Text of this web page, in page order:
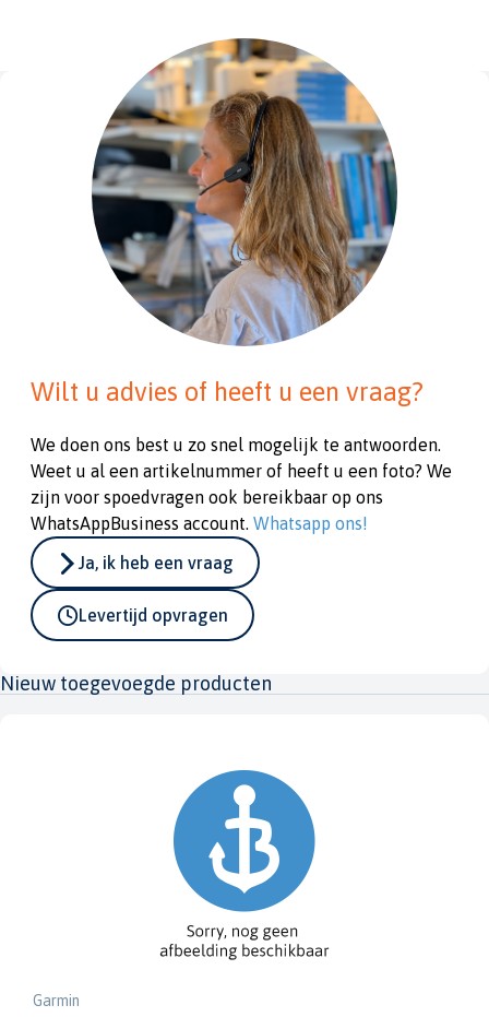
Wilt u advies of heeft u een vraag?
We doen ons best u zo snel mogelijk te antwoorden.
Weet u al een artikelnummer of heeft u een foto? We
zijn voor spoedvragen ook bereikbaar op ons
WhatsAppBusiness account. Whatsapp ons!
Ja, ik heb een vraag
Levertijd opvragen
Nieuw toegevoegde producten
Garmin